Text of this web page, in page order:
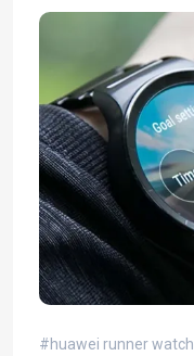
huawei runner watch